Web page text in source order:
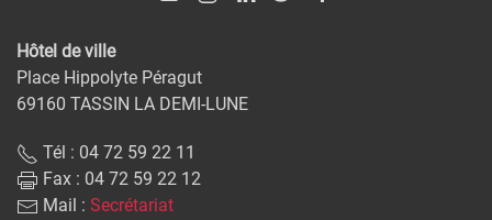
Hôtel de ville
Place Hippolyte Péragut
69160 TASSIN LA DEMI-LUNE
Tél : 04 72 59 22 11
Fax : 04 72 59 22 12
Mail : Secrétariat